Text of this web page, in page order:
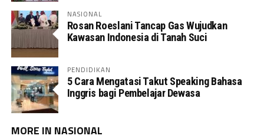
NASIONAL
Rosan Roeslani Tancap Gas Wujudkan
Kawasan Indonesia di Tanah Suci
PENDIDIKAN
5 Cara Mengatasi Takut Speaking Bahasa
Inggris bagi Pembelajar Dewasa
MORE IN NASIONAL